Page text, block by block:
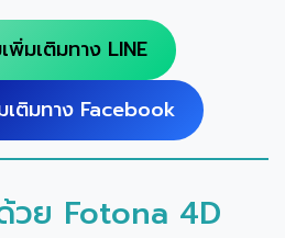
พิ่มเติมทาง LINE
เติมทาง Facebook
วย Fotona 4D